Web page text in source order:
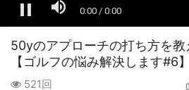
50yのアプローチの打ち方を教
【ゴルフの悩み解決します#6】
521回